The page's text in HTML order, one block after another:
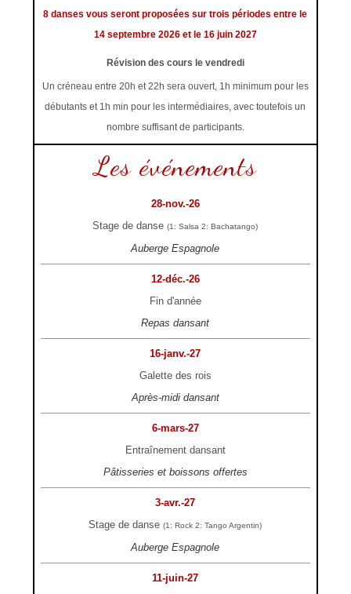
8 danses vous seront proposées sur trois périodes entre le
14 septembre 2026 et le 16 juin 2027
Révision des cours le vendredi
Un créneau entre 20h et 22h sera ouvert, 1h minimum pour les
débutants et 1h min pour les intermédiaires, avec toutefois un
nombre suffisant de participants.
Les événements
28-nov.-26
Stage de danse(1: Salsa 2: Bachatango)
Auberge Espagnole
12-déc.-26
Fin d'année
Repas dansant
16-janv.-27
Galette des rois
Après-midi dansant
6-mars-27
Entraînement dansant
Pâtisseries et boissons offertes
3-avr.-27
Stage de danse(1: Rock 2: Tango Argentin)
Auberge Espagnole
11-juin-27